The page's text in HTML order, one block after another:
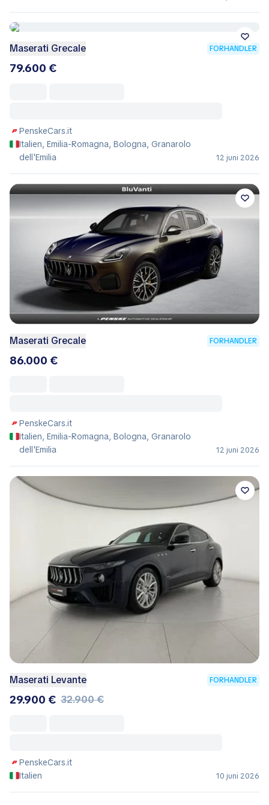
Maserati Grecale FORHANDLER
79.600 €
PenskeCars.it
Italien, Emilia-Romagna, Bologna, Granarolo
dell'Emilia
12 juni 2026
Maserati Grecale FORHANDLER
86.000 €
PenskeCars.it
Italien, Emilia-Romagna, Bologna, Granarolo
dell'Emilia
12 juni 2026
Maserati Levante FORHANDLER
29.900 € 32.900 €
PenskeCars.it
Italien
10 juni 2026